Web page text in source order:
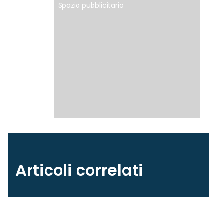
Spazio pubblicitario
Articoli correlati